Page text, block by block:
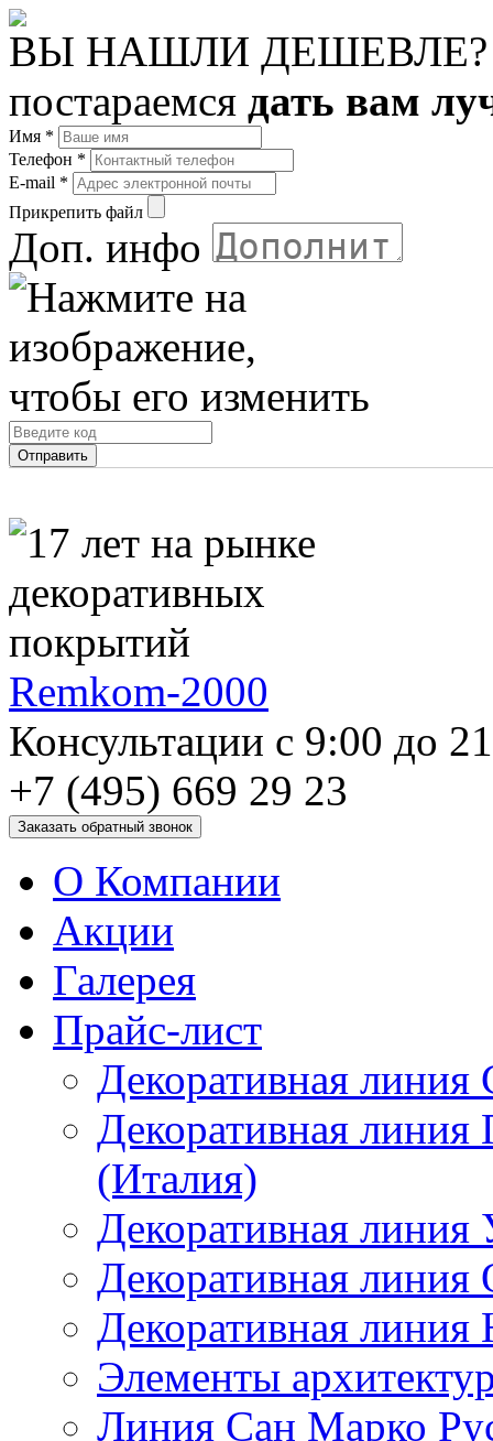
ВЫ НАШЛИ ДЕШЕВЛЕ?
постараемся дать вам
Имя *
Телефон *
E-mail *
Прикрепить файл
Доп. инфо
Remkom-2000
Консультации с 9:00 до
+7 (495) 669 29 23
О Компании
Акции
Галерея
Прайс-лист
Декоративная
Декоративная
(Италия)
Декоративная
Декоративная
Декоративная линия
Элементы
Линия Сан Марко